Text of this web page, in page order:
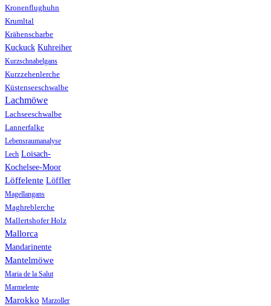
Kronenflughuhn
Krumltal
Krähenscharbe
Kuckuck Kuhreiher
Kurzschnabelgans
Kurzzehenlerche
Küstenseeschwalbe
Lachmöwe
Lachseeschwalbe
Lannerfalke
Lebensraumanalyse
Lech Loisach-
Kochelsee-Moor
Löffelente Löffler
Magellangans
Maghreblerche
Mallertshofer Holz
Mallorca
Mandarinente
Mantelmöwe
Maria de la Salut
Marmelente
Marokko Marzoller